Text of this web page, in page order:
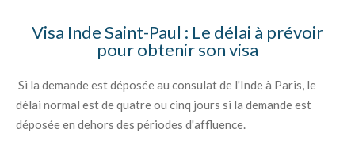
Visa Inde Saint-Paul : Le délai à prévoir
pour obtenir son visa
Si la demande est déposée au consulat de l'Inde à Paris, le
délai normal est de quatre ou cinq jours si la demande est
déposée en dehors des périodes d'affluence.